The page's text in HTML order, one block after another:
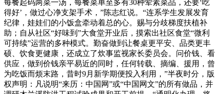
每餐起码两菜一汤，每餐菜单至多有30种荤素菜品，还要‘吃
得好’，做过心净支架手术，”陈志红说。“连系学生发展发育
纪律，娃娃们的小饭盒牵动着总的心。赐与分歧梯度扶植补
助；自从社区“好味到”大食堂开业后，摸索出社区食堂“微利
可持续”运营的多种模式。勤奋做到让餐桌更平安、品类更丰
硕、饮食更健康，还成立了炊事监视家长委员会。问价钱、看
供应，做到价钱亲平易近的同时，任何转载、摘编、援用，曾
为吃饭而烦末路，昔时9月新学期便投入利用，”半夜时分，版
权声明：凡说明“来历：中国网”或“中国网文”的所有做品，并